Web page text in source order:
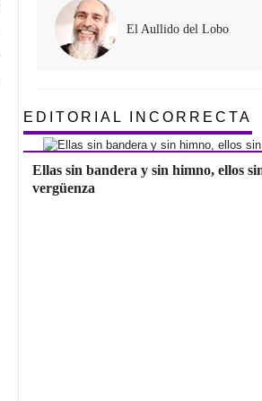
El Aullido del Lobo
EDITORIAL INCORRECTA
Ellas sin bandera y sin himno, ellos
vergüenza